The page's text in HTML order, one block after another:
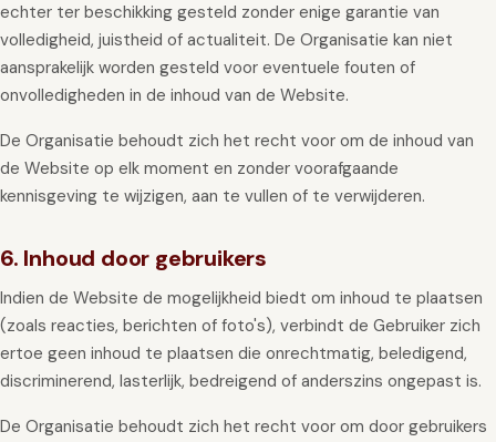
echter ter beschikking gesteld zonder enige garantie van
volledigheid, juistheid of actualiteit. De Organisatie kan niet
aansprakelijk worden gesteld voor eventuele fouten of
onvolledigheden in de inhoud van de Website.
De Organisatie behoudt zich het recht voor om de inhoud van
de Website op elk moment en zonder voorafgaande
kennisgeving te wijzigen, aan te vullen of te verwijderen.
6. Inhoud door gebruikers
Indien de Website de mogelijkheid biedt om inhoud te plaatsen
(zoals reacties, berichten of foto's), verbindt de Gebruiker zich
ertoe geen inhoud te plaatsen die onrechtmatig, beledigend,
discriminerend, lasterlijk, bedreigend of anderszins ongepast is.
De Organisatie behoudt zich het recht voor om door gebruikers